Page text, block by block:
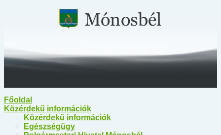
Főoldal
Közérdekű információk
Közérdekű információk
Egészségügy